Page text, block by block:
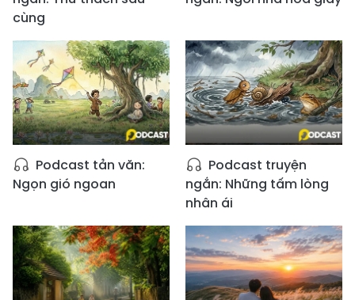
cùng
Podcast tản văn:
Ngọn gió ngoan
Podcast truyện
ngắn: Những tấm lòng
nhân ái